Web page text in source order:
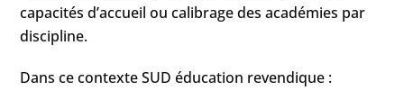
capacités d’accueil ou calibrage des académies par
discipline.
Dans ce contexte SUD éducation revendique :